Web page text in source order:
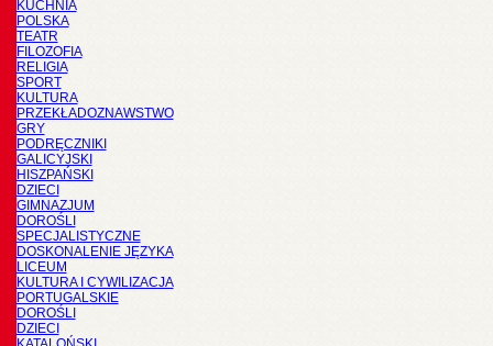
KUCHNIA
POLSKA
TEATR
FILOZOFIA
RELIGIA
SPORT
KULTURA
PRZEKŁADOZNAWSTWO
GRY
PODRĘCZNIKI
GALICYJSKI
HISZPAŃSKI
DZIECI
GIMNAZJUM
DOROŚLI
SPECJALISTYCZNE
DOSKONALENIE JĘZYKA
LICEUM
KULTURA I CYWILIZACJA
PORTUGALSKIE
DOROŚLI
DZIECI